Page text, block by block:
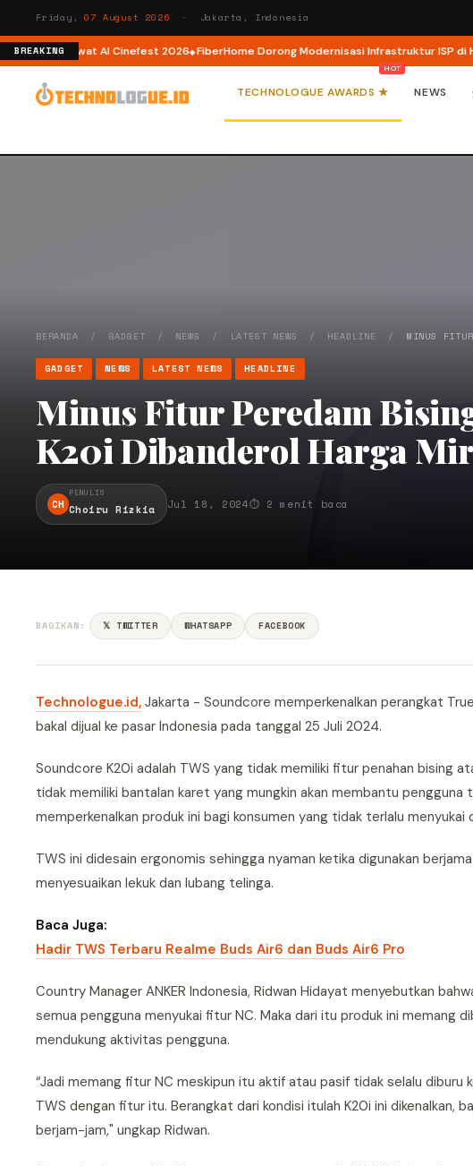
Friday,07 August 2026 · Jakarta, Indonesia
BREAKING
AI lewat AI Cinefest 2026 FiberHome Dorong Modernisasi Infrastruktur ISP di HUT
TECHNOLOGUE AWARDS ★ NEWS
BERANDA / GADGET / NEWS / LATEST NEWS / HEADLINE / MINUS
GADGET NEWS LATEST NEWS HEADLINE
Minus Fitur Peredam
K20i Dibanderol Harga
CH
PENULIS
Choiru Rizkia Jul 18, 2024⏱ 2 menit baca
BAGIKAN: 𝕏 TWITTER WHATSAPP FACEBOOK
Technologue.id, Jakarta - Soundcore memperkenalkan perangkat
bakal dijual ke pasar Indonesia pada tanggal 25 Juli 2024.
Soundcore K20i adalah TWS yang tidak memiliki fitur penahan bising
tidak memiliki bantalan karet yang mungkin akan membantu pengguna
memperkenalkan produk ini bagi konsumen yang tidak terlalu menyukai
TWS ini didesain ergonomis sehingga nyaman ketika digunakan
menyesuaikan lekuk dan lubang telinga.
Baca Juga:
Hadir TWS Terbaru Realme Buds Air6 dan Buds Air6 Pro
Country Manager ANKER Indonesia, Ridwan Hidayat menyebutkan
semua pengguna menyukai fitur NC. Maka dari itu produk ini
mendukung aktivitas pengguna.
“Jadi memang fitur NC meskipun itu aktif atau pasif tidak selalu diburu
TWS dengan fitur itu. Berangkat dari kondisi itulah K20i ini dikenalkan,
berjam-jam," ungkap Ridwan.